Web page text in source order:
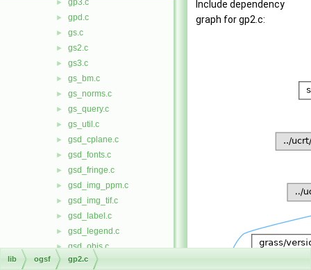
► gp3.c
► gpd.c
► gs.c
► gs2.c
► gs3.c
► gs_bm.c
► gs_norms.c
► gs_query.c
► gs_util.c
► gsd_cplane.c
► gsd_fonts.c
► gsd_fringe.c
► gsd_img_ppm.c
► gsd_img_tif.c
► gsd_label.c
► gsd_legend.c
► gsd_objs.c
► gsd_prim.c
Include dependency
graph for gp2.c:
lib ogsf gp2.c